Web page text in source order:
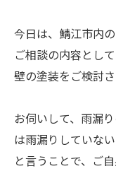
今日は、鯖江市内
ご相談の内容とし
壁の塗装をご検討
お伺いして、雨漏
は雨漏りしていな
と言うことで、ご